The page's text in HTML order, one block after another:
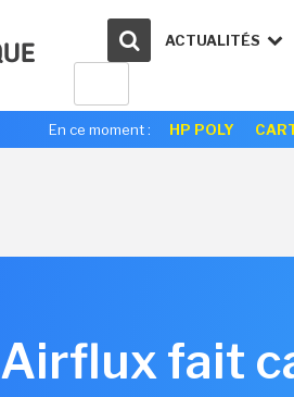
ACTUALITÉS
En ce moment : HP POLY
Airflux fait